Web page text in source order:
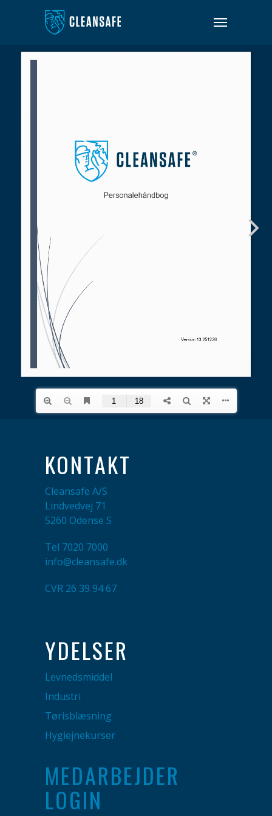
KONTAKT
Cleansafe A/S
Lindvedvej 71
5260 Odense S
Tel 7020 7000
info@cleansafe.dk
CVR 26 39 94 67
YDELSER
Levnedsmiddel
Industri
Tørisblæsning
Hygiejnekurser
MEDARBEJDER
LOGIN